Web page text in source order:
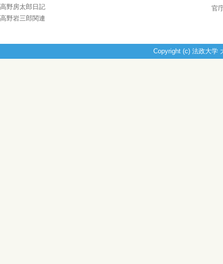
高野房太郎日記
高野岩三郎関連
官
Copyright (c) 法政大学